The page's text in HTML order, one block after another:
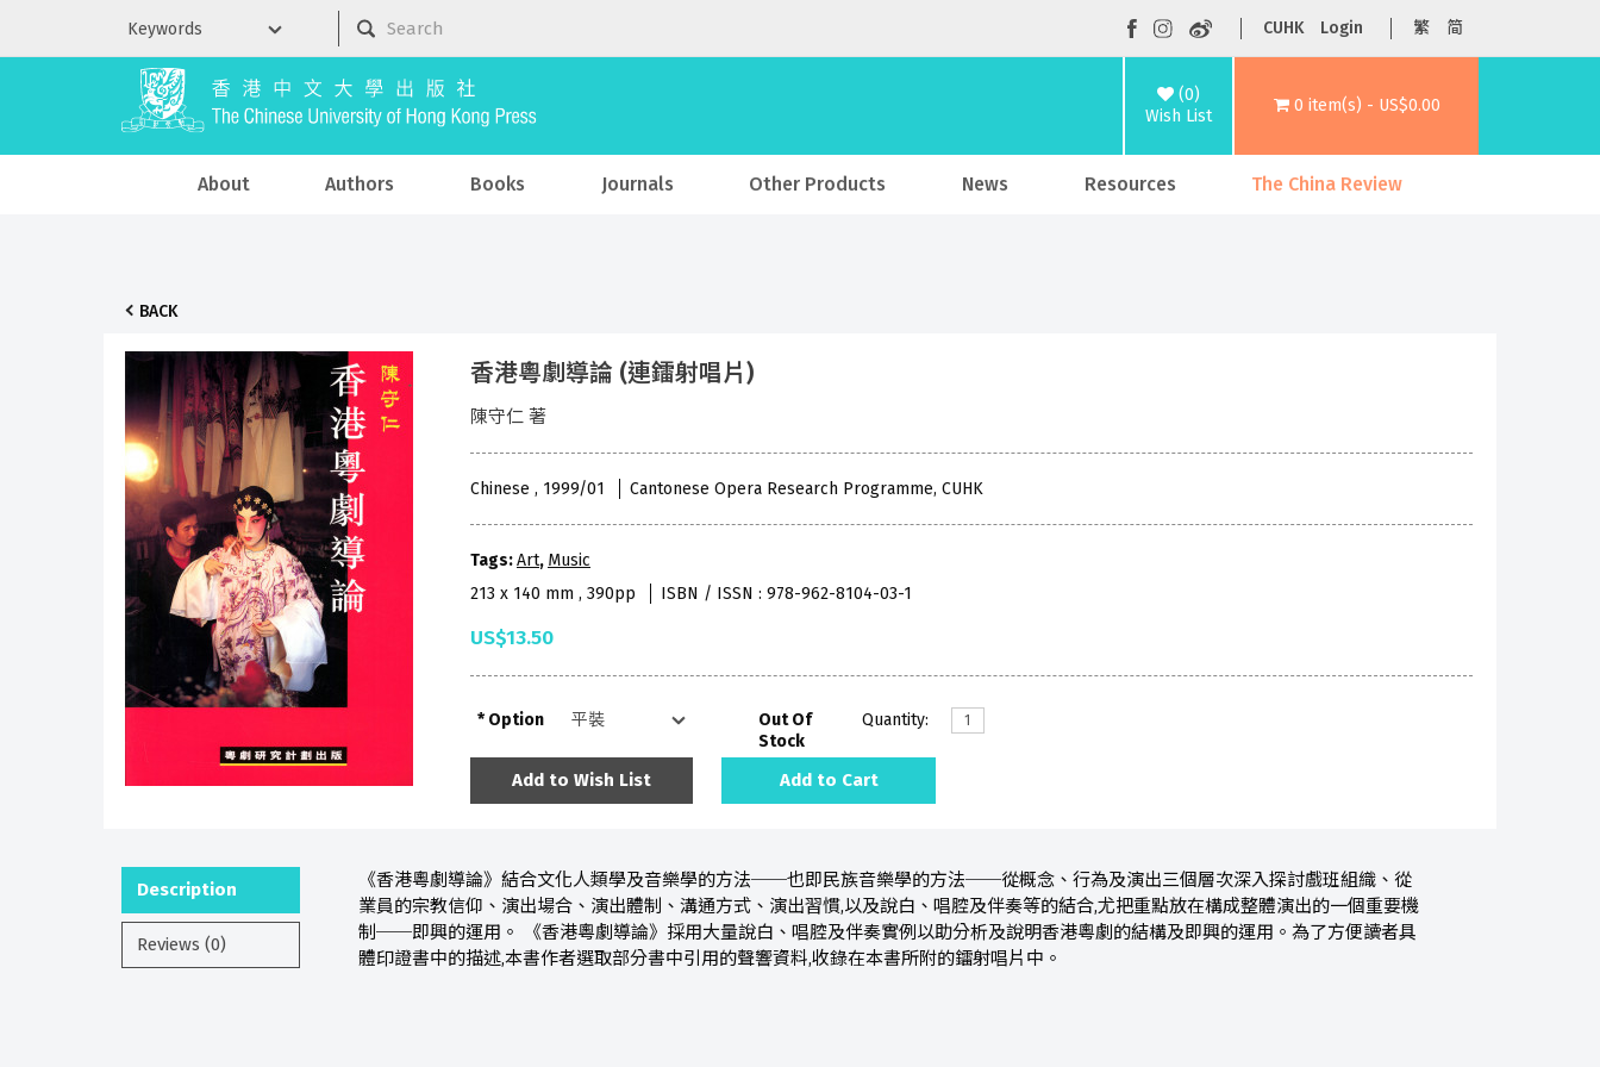
CUHK Login 繁 简
(0)
Wish List
0 item(s) - US$0.00
About Authors Books Journals Other Products News Resources The China Review
BACK
香港粵劇導論 (連鐳射唱片)
陳守仁 著
Chinese , 1999/01 Cantonese Opera Research Programme, CUHK
Tags:Art, Music
213 x 140 mm , 390pp
ISBN / ISSN : 978-962-8104-03-1
US$13.50
Option
Out Of
Stock
Quantity:
Add to Wish List Add to Cart
Description
Reviews (0)
《香港粵劇導論》結合文化人類學及音樂學的方法──也即民族音樂學的方法──從概念、行為及演出三個層次深入探討戲班組織、從
業員的宗教信仰、演出場合、演出體制、溝通方式、演出習慣,以及說白、唱腔及伴奏等的結合,尤把重點放在構成整體演出的一個重要機
制──即興的運用。 《香港粵劇導論》採用大量說白、唱腔及伴奏實例以助分析及說明香港粵劇的結構及即興的運用。為了方便讀者具
體印證書中的描述,本書作者選取部分書中引用的聲響資料,收錄在本書所附的鐳射唱片中。